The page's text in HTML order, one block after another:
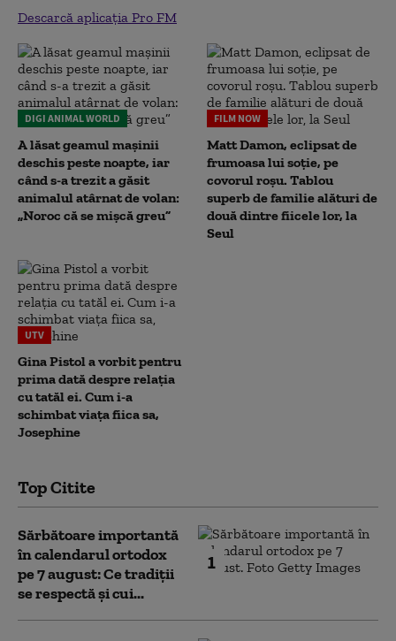
Descarcă aplicația Pro FM
DIGI ANIMAL WORLD
A lăsat geamul mașinii
deschis peste noapte, iar
când s-a trezit a găsit
animalul atârnat de volan:
„Noroc că se mișcă greu”
FILM NOW
Matt Damon, eclipsat de
frumoasa lui soție, pe
covorul roșu. Tablou
superb de familie alături de
două dintre fiicele lor, la
Seul
UTV
Gina Pistol a vorbit pentru
prima dată despre relația
cu tatăl ei. Cum i-a
schimbat viața fiica sa,
Josephine
Top Citite
1
Sărbătoare importantă
în calendarul ortodox
pe 7 august: Ce tradiții
se respectă și cui...